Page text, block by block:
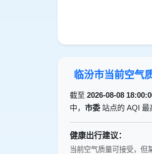
临汾市当前空气
截至 2026-08-08
中， 市委站点的 AQI 最
健康出行建议：
当前空气质量可接受，但